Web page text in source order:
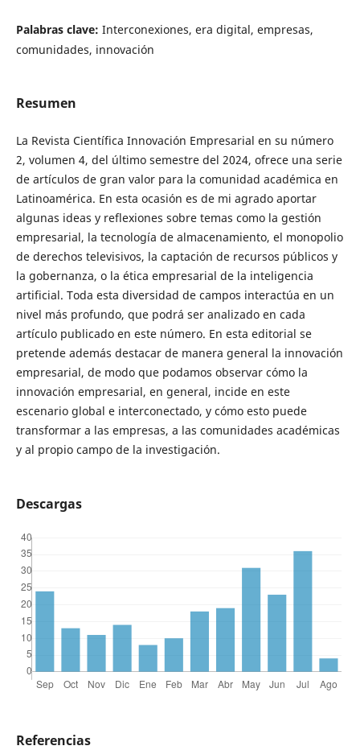
Palabras clave: Interconexiones, era digital, empresas,
comunidades, innovación
Resumen
La Revista Científica Innovación Empresarial en su número
2, volumen 4, del último semestre del 2024, ofrece una serie
de artículos de gran valor para la comunidad académica en
Latinoamérica. En esta ocasión es de mi agrado aportar
algunas ideas y reflexiones sobre temas como la gestión
empresarial, la tecnología de almacenamiento, el monopolio
de derechos televisivos, la captación de recursos públicos y
la gobernanza, o la ética empresarial de la inteligencia
artificial. Toda esta diversidad de campos interactúa en un
nivel más profundo, que podrá ser analizado en cada
artículo publicado en este número. En esta editorial se
pretende además destacar de manera general la innovación
empresarial, de modo que podamos observar cómo la
innovación empresarial, en general, incide en este
escenario global e interconectado, y cómo esto puede
transformar a las empresas, a las comunidades académicas
y al propio campo de la investigación.
Descargas
Referencias